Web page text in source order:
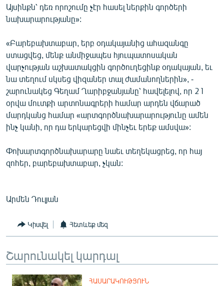
Այսինքն՝ դեռ որոշումը չէր հասել ներքին գործերի
նախարարությանը»:
«Բարեբախտաբար, երբ օդակայանից ահազանգը
ստացվեց, մենք անմիջապես հյուպատոսական
վարչության աշխատակցին գործուղեցինք օդակայան, եւ
նա տեղում սկսեց վիզաներ տալ ժամանողներին», -
շարունակեց Գեղամ Ղարիբջանյանը՝ հավելելով, որ 21
օրվա մուտքի արտոնագրերի համար արդեն վճարած
մարդկանց համար «արտգործնախարարությունը ամեն
ինչ կանի, որ դա երկարեցվի մինչեւ երեք ամսվա»:
Փոխարտգործնախարարը նաեւ տեղեկացրեց, որ հայ
զոհեր, բարեբախտաբար, չկան:
Արմեն Դուլյան
Կիսվել Հետևեք մեզ
Շարունակել կարդալ
ՀԱՍԱՐԱԿՈՒԹՅՈՒՆ